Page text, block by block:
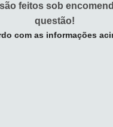
feitos sob
questão!
com as informações
05) quantidade